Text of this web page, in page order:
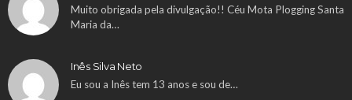
Muito obrigada pela divulgação!! Céu Mota Plogging Santa
Maria da…
Inês Silva Neto
Eu sou a Inês tem 13 anos e sou de…